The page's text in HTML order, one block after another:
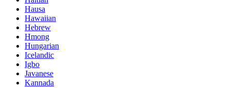
Hausa
Hawaiian
Hebrew
Hmong
Hungarian
Icelandic
Igbo
Javanese
Kannada